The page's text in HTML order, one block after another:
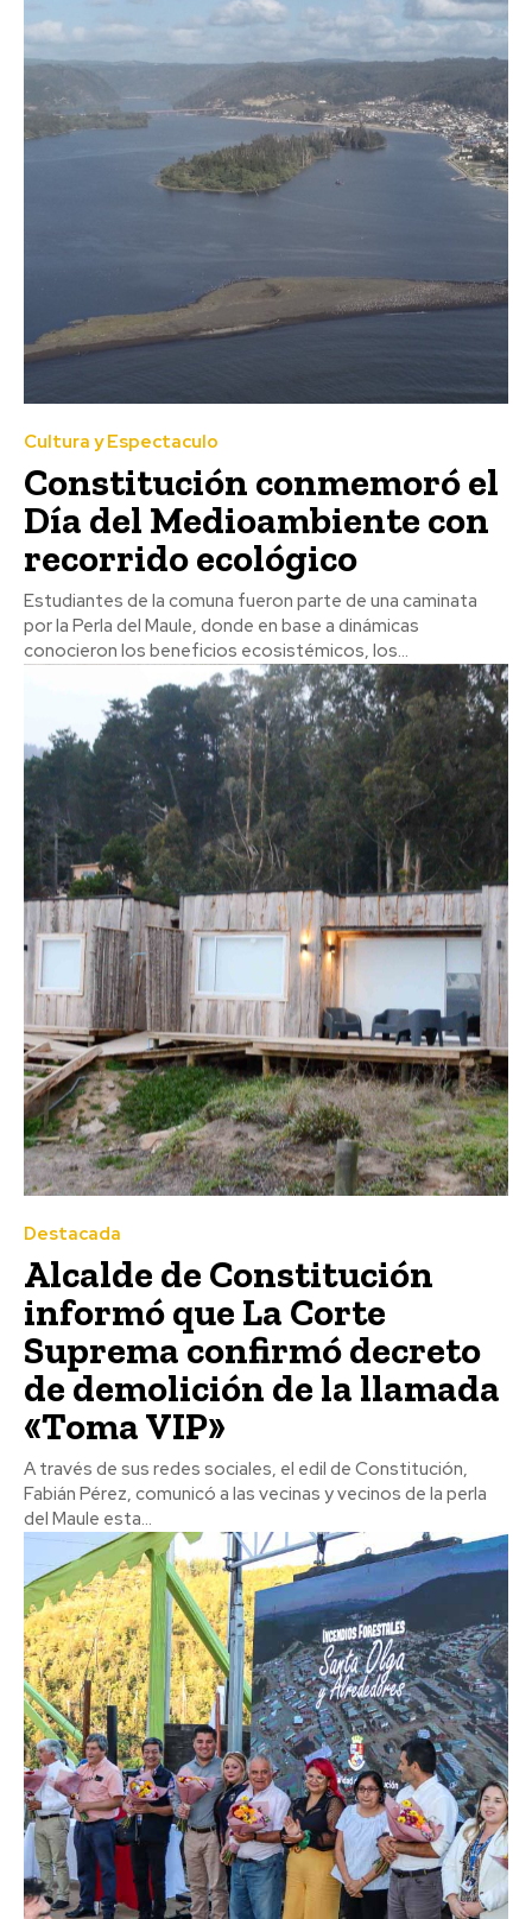
Cultura y Espectaculo
Constitución conmemoró el
Día del Medioambiente con
recorrido ecológico
Estudiantes de la comuna fueron parte de una caminata
por la Perla del Maule, donde en base a dinámicas
conocieron los beneficios ecosistémicos, los...
Destacada
Alcalde de Constitución
informó que La Corte
Suprema confirmó decreto
de demolición de la llamada
«Toma VIP»
A través de sus redes sociales, el edil de Constitución,
Fabián Pérez, comunicó a las vecinas y vecinos de la perla
del Maule esta...